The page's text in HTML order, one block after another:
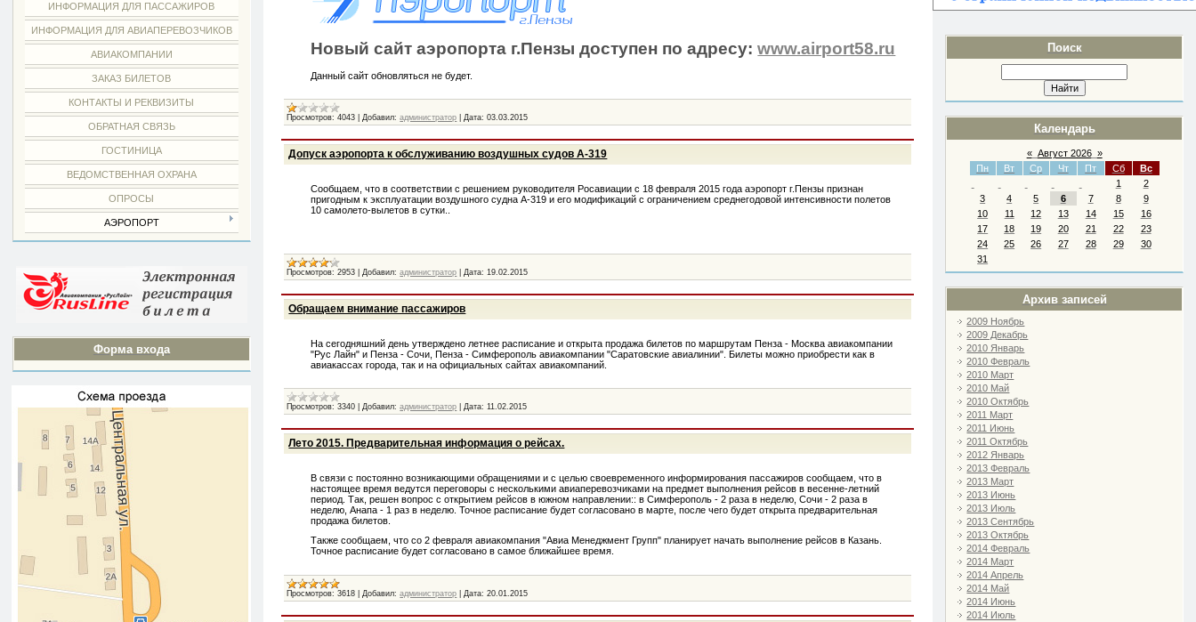
ИНФОРМАЦИЯ ДЛЯ ПАССАЖИРОВ
ИНФОРМАЦИЯ ДЛЯ АВИАПЕРЕВОЗЧИКОВ
АВИАКОМПАНИИ
ЗАКАЗ БИЛЕТОВ
КОНТАКТЫ И РЕКВИЗИТЫ
ОБРАТНАЯ СВЯЗЬ
ГОСТИНИЦА
ВЕДОМСТВЕННАЯ ОХРАНА
ОПРОСЫ
АЭРОПОРТ
Форма входа
Поиск
Календарь
« Август 2026 »
Пн
Вт Ср Чт Пт Сб
Вс
1
2
3
4 5 6 7 8
9
10
11 12 13 14 15
16
17
18 19 20 21 22
23
24
25 26 27 28 29
30
31
Архив записей
2009 Ноябрь
2009 Декабрь
2010 Январь
2010 Февраль
2010 Март
2010 Май
2010 Октябрь
2011 Март
2011 Июнь
2011 Октябрь
2012 Январь
2013 Февраль
2013 Март
2013 Июнь
2013 Июль
2013 Сентябрь
2013 Октябрь
2014 Февраль
2014 Март
2014 Апрель
2014 Май
2014 Июнь
2014 Июль
Новый сайт аэропорта г.Пензы доступен по адресу:www.airport58.ru
Данный сайт обновляться не будет.
Просмотров: 4043 |Добавил: администратор |Дата: 03.03.2015
Допуск аэропорта к обслуживанию воздушных судов А-319
Сообщаем, что в соответствии с решением руководителя Росавиации с 18 февраля 2015 года аэропорт г.Пензы признан
пригодным к эксплуатации воздушного судна А-319 и его модификаций с ограничением среднегодовой интенсивности полетов
10 самолето-вылетов в сутки..
Просмотров: 2953 Добавил: администратор Дата: 19.02.2015
Обращаем внимание пассажиров
На сегодняшний день утверждено летнее расписание и открыта продажа билетов по маршрутам Пенза - Москва авиакомпании
"Рус Лайн" и Пенза - Сочи, Пенза - Симферополь авиакомпании "Саратовские авиалинии". Билеты можно приобрести как в
авиакассах города, так и на официальных сайтах авиакомпаний.
Просмотров: 3340 |Добавил: администратор |Дата: 11.02.2015
Лето 2015. Предварительная информация о рейсах.
В связи с постоянно возникающими обращениями и с целью своевременного информирования пассажиров сообщаем, что в
настоящее время ведутся переговоры с несколькими авиаперевозчиками на предмет выполнения рейсов в весенне-летний
период. Так, решен вопрос с открытием рейсов в южном направлении:: в Симферополь - 2 раза в неделю, Сочи - 2 раза в
неделю, Анапа - 1 раз в неделю. Точное расписание будет согласовано в марте, после чего будет открыта предварительная
продажа билетов.
Также сообщаем, что со 2 февраля авиакомпания "Авиа Менеджмент Групп" планирует начать выполнение рейсов в Казань.
Точное расписание будет согласовано в самое ближайшее время.
Просмотров: 3618 Добавил: администратор Дата: 20.01.2015